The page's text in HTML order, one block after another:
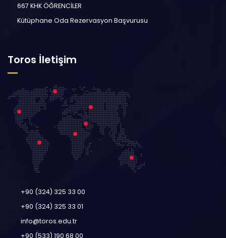
667 KHK ÖĞRENCİLER
Kütüphane Oda Rezervasyon Başvurusu
Toros İletişim
+90 (324) 325 33 00
+90 (324) 325 33 01
info@toros.edu.tr
+90 (533) 190 68 00